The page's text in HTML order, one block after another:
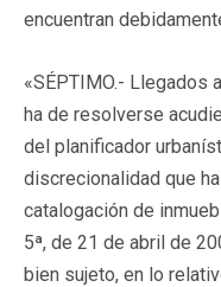
encuentran
«SÉPTIMO.- Llegados
ha de resolverse
del planificador
discrecionalidad que
catalogación de
5ª, de 21 de abril de
bien sujeto, en lo